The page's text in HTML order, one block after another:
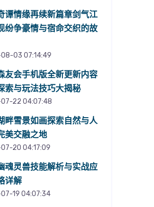
谭情缘再续新篇章剑气江
纷争豪情与宿命交织的故
03 07:14:49
友会手机版全新更新内容
索与玩法技巧大揭秘
22 04:07:48
畔雪景如画探索自然与人
美交融之地
20 04:17:09
魂灵兽技能解析与实战应
详解
19 04:07:34